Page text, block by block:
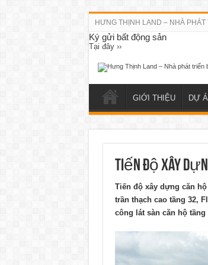
HƯNG THỊNH LAND – NHÀ
Ký gửi bất động sản
Tại đây ››
GIỚI THIỆU DỰ
Tiến độ xây
Tiến độ xây dựng căn
trần thạch cao tầng 32,
công lát sàn căn hộ tầng